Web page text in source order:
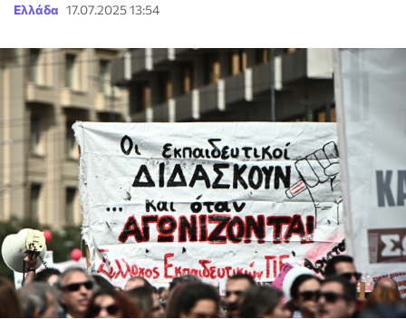
Ελλάδα 17.07.2025 13:54